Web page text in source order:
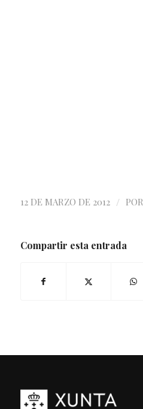
12 DE MARZO DE 2012 / POR
Compartir esta entrada